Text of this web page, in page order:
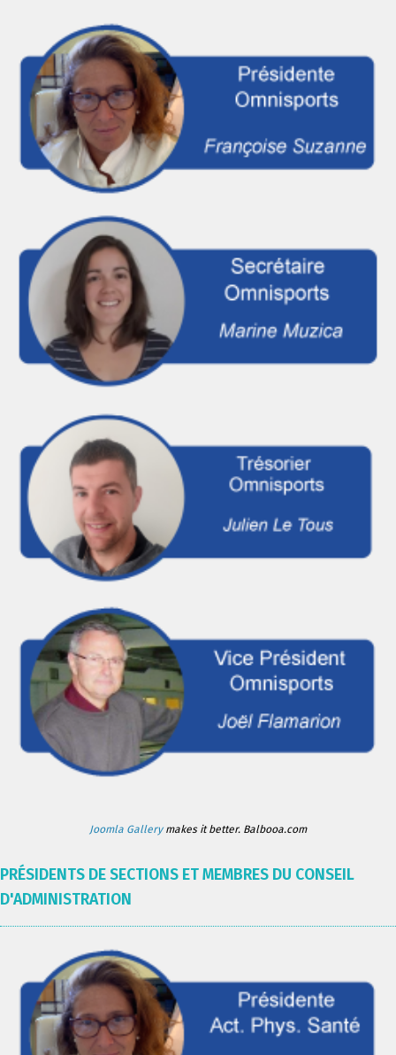
Joomla Gallerymakes it better. Balbooa.com
PRÉSIDENTS DE SECTIONS ET MEMBRES DU CONSEIL
D'ADMINISTRATION